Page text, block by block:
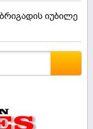
იუბილე